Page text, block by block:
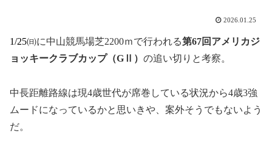
2026.01.25
1/25㈰に中山競馬場芝2200ｍで行われる第67回アメリカジ
ョッキークラブカップ（GⅡ） の追い切りと考察。
中長距離路線は現4歳世代が席巻している状況から4歳3強
ムードになっているかと思いきや、案外そうでもないよう
だ。